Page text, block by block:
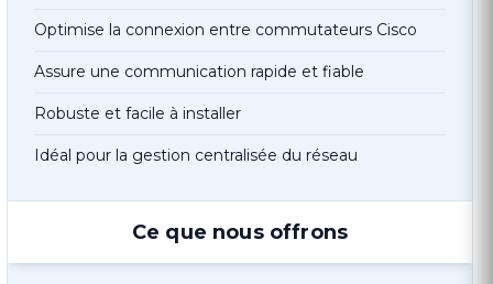
Optimise la connexion entre commutateurs Cisco
Assure une communication rapide et fiable
Robuste et facile à installer
Idéal pour la gestion centralisée du réseau
Ce que nous offrons